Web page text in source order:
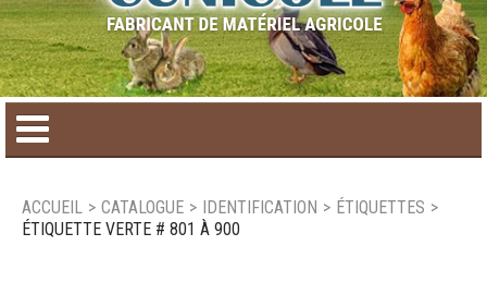
ACCUEIL > CATALOGUE > IDENTIFICATION > ÉTIQUETTES >
ÉTIQUETTE VERTE # 801 À 900